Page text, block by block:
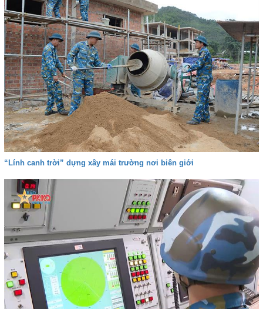
“Lính canh trời” dựng xây mái trường nơi biên giới